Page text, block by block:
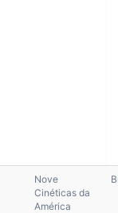
Nove
Cinéticas da
América